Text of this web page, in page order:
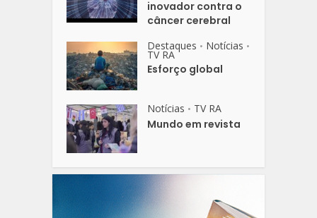
inovador contra o
câncer cerebral
Destaques • Notícias •
TV RA
Esforço global
Notícias • TV RA
Mundo em revista